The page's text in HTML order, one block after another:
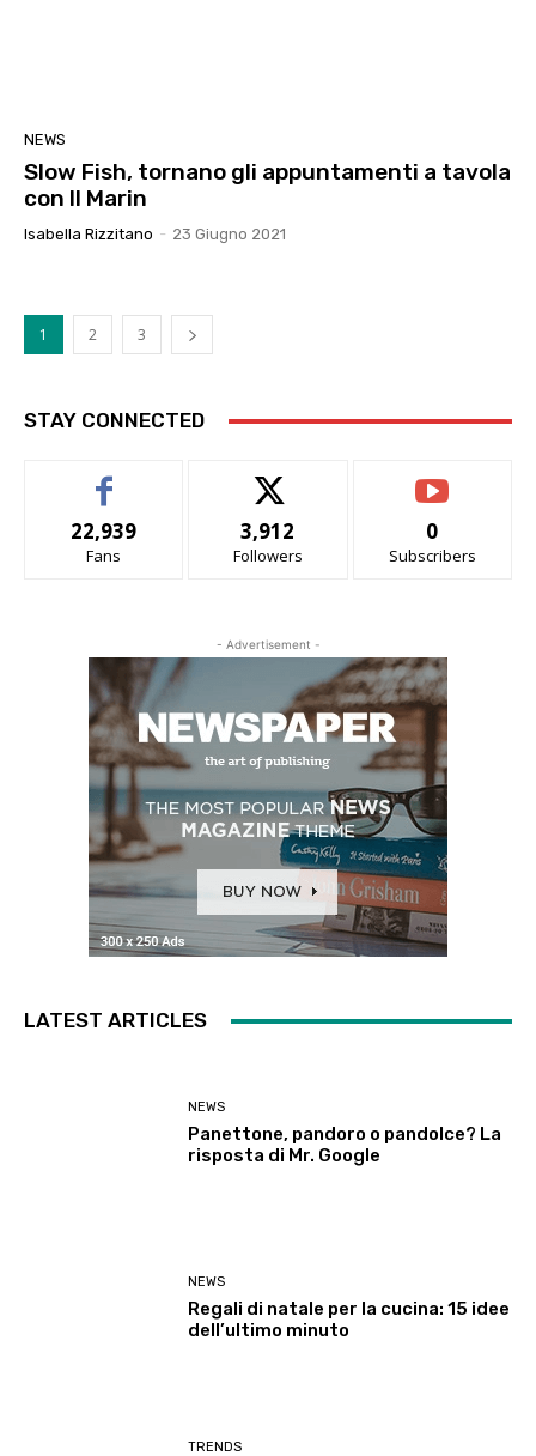
NEWS
Slow Fish, tornano gli appuntamenti a tavola
con Il Marin
Isabella Rizzitano - 23 Giugno 2021
1 2 3
STAY CONNECTED
22,939
Fans
3,912
Followers
0
Subscribers
- Advertisement -
LATEST ARTICLES
NEWS
Panettone, pandoro o pandolce? La
risposta di Mr. Google
NEWS
Regali di natale per la cucina: 15 idee
dell’ultimo minuto
TRENDS